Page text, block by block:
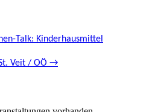
Talk: Kinderhausmittel
Veit / OÖ →